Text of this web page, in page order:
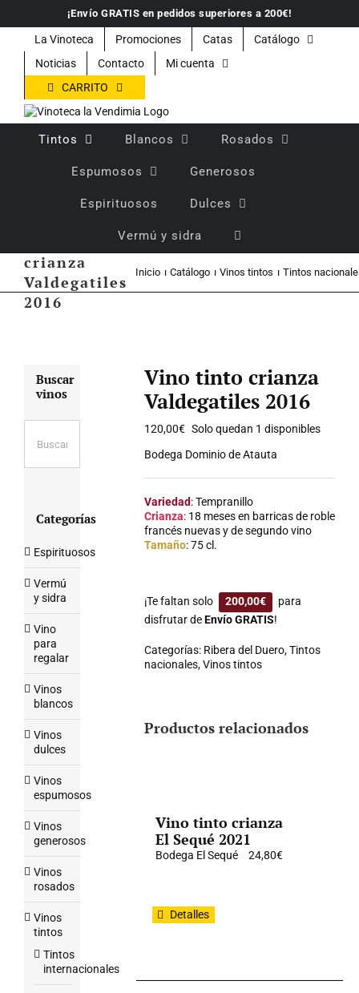
contenido
¡Envío GRATIS en pedidos superiores a 200€!
La Vinoteca Promociones Catas
Catálogo
Noticias
Contacto
Mi cuenta
CARRITO
Tintos Blancos Rosados
Espumosos Generosos
Espirituosos Dulces
Vermú y sidra
crianza
Valdegatiles
2016
Inicio Catálogo Vinos tintos Tintos
Vino tinto crianza
Valdegatiles 2016
120,00€ Solo quedan 1 disponibles
Bodega Dominio de Atauta
Variedad: Tempranillo
Crianza: 18 meses en barricas de roble
francés nuevas y de segundo vino
Tamaño: 75 cl.
¡Te faltan solo 200,00€
para
disfrutar deEnvío GRATIS!
Categorías: Ribera del Duero,Tintos
nacionales,Vinos tintos
Productos relacionados
Vino tinto crianza
El Sequé 2021
Bodega El Sequé 24,80€
Detalles
Buscar
vinos
Categorías
Espirituosos
Vermú
y sidra
Vino
para
regalar
Vinos
blancos
Vinos
dulces
Vinos
espumosos
Vinos
generosos
Vinos
rosados
Vinos
tintos
Tintos
internacionales